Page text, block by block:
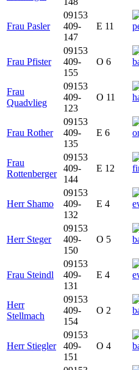
Frau Pasler
09153
409-
147
E 11
Frau Pfister
09153
409-
155
O 6
Frau
Quadvlieg
09153
409-
123
O 11
Frau Rother
09153
409-
135
E 6
Frau
Rottenberger
09153
409-
144
E 12
Herr Shamo
09153
409-
132
E 4
Herr Steger
09153
409-
150
O 5
Frau Steindl
09153
409-
131
E 4
Herr
Stellmach
09153
409-
154
O 2
Herr Stiegler
09153
409-
151
O 4